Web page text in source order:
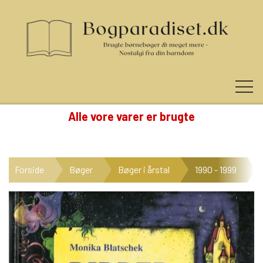
NYHEDER
KATEGORIER
Alle vore varer er brugte
Forside Bøger Bøger i årstal 1990 - 1999